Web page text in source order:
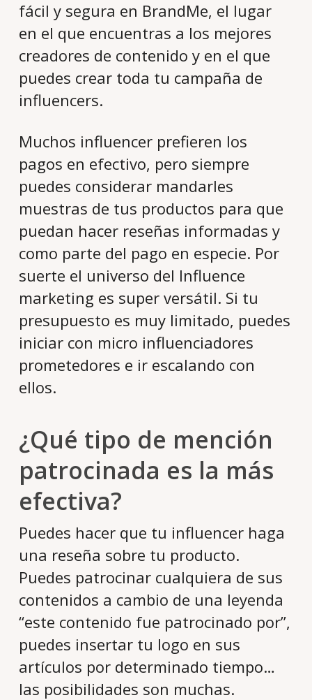
fácil y segura en BrandMe, el lugar
en el que encuentras a los mejores
creadores de contenido y en el que
puedes crear toda tu campaña de
influencers.
Muchos influencer prefieren los
pagos en efectivo, pero siempre
puedes considerar mandarles
muestras de tus productos para que
puedan hacer reseñas informadas y
como parte del pago en especie. Por
suerte el universo del Influence
marketing es super versátil. Si tu
presupuesto es muy limitado, puedes
iniciar con micro influenciadores
prometedores e ir escalando con
ellos.
¿Qué tipo de mención
patrocinada es la más
efectiva?
Puedes hacer que tu influencer haga
una reseña sobre tu producto.
Puedes patrocinar cualquiera de sus
contenidos a cambio de una leyenda
“este contenido fue patrocinado por”,
puedes insertar tu logo en sus
artículos por determinado tiempo…
las posibilidades son muchas.